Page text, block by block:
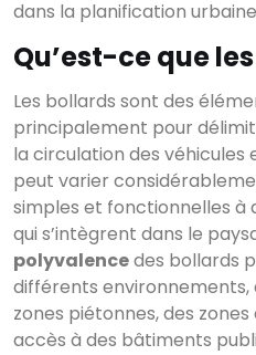
dans la planification
Qu’est-ce que
Les bollards sont des
principalement pour
la circulation des véhicules
peut varier
simples et fonctionnelles à
qui s’intègrent dans le
polyvalencedes bollards
différents environnements,
zones piétonnes, des
accès à des bâtiments